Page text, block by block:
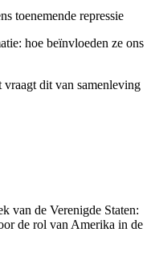
toenemende repressie
hoe beïnvloeden ze ons
dit van samenleving
van de Verenigde Staten:
de rol van Amerika in de